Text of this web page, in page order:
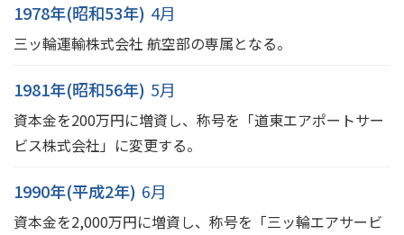
1978年(昭和53年) 4月
三ッ輪運輸株式会社 航空部の専属となる。
1981年(昭和56年) 5月
資本金を200万円に増資し、称号を「道東エアポートサー
ビス株式会社」に変更する。
1990年(平成2年) 6月
資本金を2,000万円に増資し、称号を「三ッ輪エアサービ